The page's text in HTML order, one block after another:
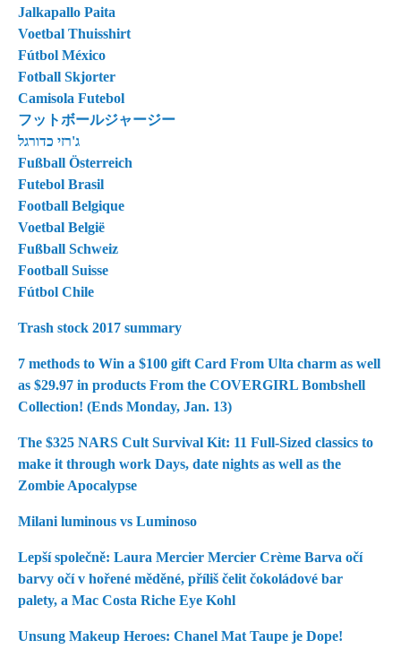
Jalkapallo Paita
Voetbal Thuisshirt
Fútbol México
Fotball Skjorter
Camisola Futebol
フットボールジャージー
ג'רזי כדורגל
Fußball Österreich
Futebol Brasil
Football Belgique
Voetbal België
Fußball Schweiz
Football Suisse
Fútbol Chile
Trash stock 2017 summary
7 methods to Win a $100 gift Card From Ulta charm as well
as $29.97 in products From the COVERGIRL Bombshell
Collection! (Ends Monday, Jan. 13)
The $325 NARS Cult Survival Kit: 11 Full-Sized classics to
make it through work Days, date nights as well as the
Zombie Apocalypse
Milani luminous vs Luminoso
Lepší společně: Laura Mercier Mercier Crème Barva očí
barvy očí v hořené měděné, příliš čelit čokoládové bar
palety, a Mac Costa Riche Eye Kohl
Unsung Makeup Heroes: Chanel Mat Taupe je Dope!